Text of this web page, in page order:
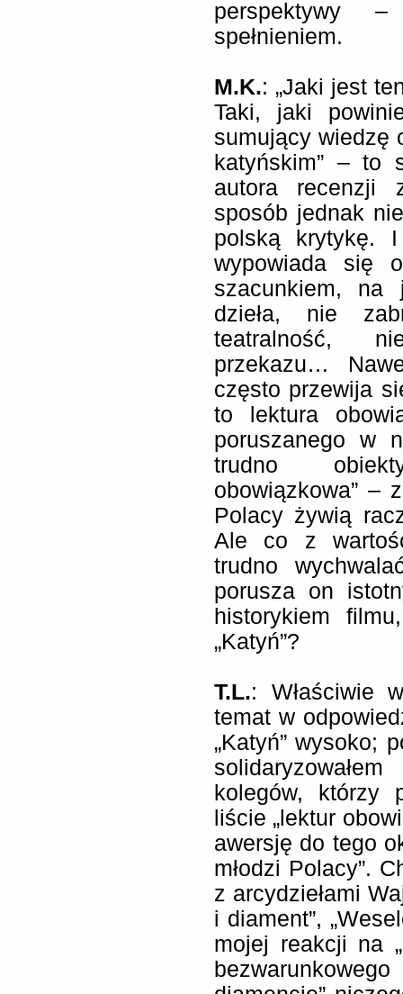
perspektywy
spełnieniem.
M.K.: „Jaki jest
Taki, jaki
sumujący wiedzę
katyńskim” – to
autora recenzji
sposób jednak
polską krytykę.
wypowiada się
szacunkiem, na
dzieła, nie
teatralność,
przekazu…
często przewija
to lektura
poruszanego w
trudno
obowiązkowa” –
Polacy żywią
Ale co z
trudno
porusza on
historykiem
„Katyń”?
T.L.: Właściwie
temat w
„Katyń” wysoko;
kolegów, którzy
liście „lektur
awersję do tego
młodzi Polacy”.
z arcydziełami
i diament”,
mojej reakcji na